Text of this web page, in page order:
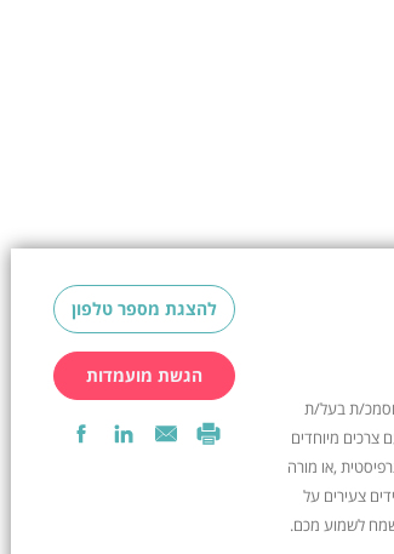
ת בעל/ת
צרכים מיוחדים
,או מורה
נסיון עם: 1.כיתות מקדמות 2. תלמידים צעירים על
לשמוע מכם.
להצגת מספר טלפון
הגשת מועמדות